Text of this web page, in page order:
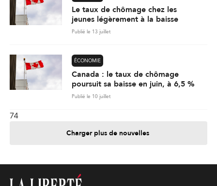
Le taux de chômage chez les
jeunes légèrement à la baisse
Publié le 13 juillet
ÉCONOMIE
Canada : le taux de chômage
poursuit sa baisse en juin, à 6,5 %
Publié le 10 juillet
74
Charger plus de nouvelles